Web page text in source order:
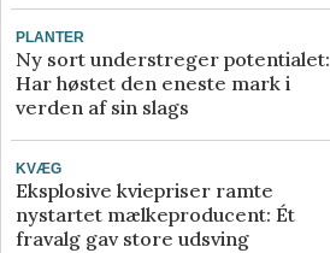
PLANTER
Ny sort understreger potentialet:
Har høstet den eneste mark i
verden af sin slags
KVÆG
Eksplosive kviepriser ramte
nystartet mælkeproducent: Ét
fravalg gav store udsving